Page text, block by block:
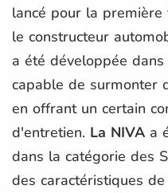
lancé pour la
le constructeur
a été développée
capable de surmonter
en offrant un certain
d'entretien. La NIVA a
dans la catégorie des
des caractéristiques